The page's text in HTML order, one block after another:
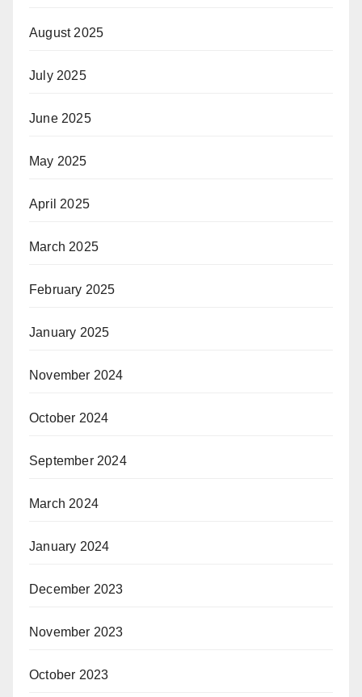
August 2025
July 2025
June 2025
May 2025
April 2025
March 2025
February 2025
January 2025
November 2024
October 2024
September 2024
March 2024
January 2024
December 2023
November 2023
October 2023